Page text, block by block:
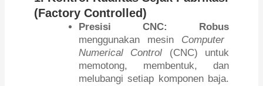
(Factory Controlled)
Presisi CNC:
Robus
menggunakan mesin Computer
Numerical Control (CNC) untuk
memotong, membentuk, dan
melubangi setiap komponen baja.